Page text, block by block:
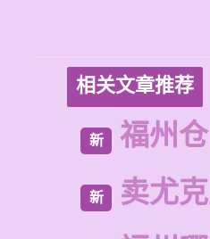
相关文章推荐
新 福州
新
卖尤